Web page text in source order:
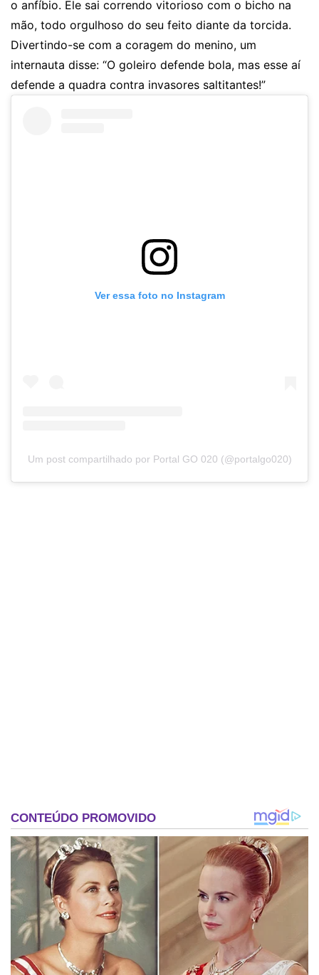
o anfíbio. Ele sai correndo vitorioso com o bicho na
mão, todo orgulhoso do seu feito diante da torcida.
Divertindo-se com a coragem do menino, um
internauta disse: “O goleiro defende bola, mas esse aí
defende a quadra contra invasores saltitantes!”
Ver essa foto no Instagram
Um post compartilhado por Portal GO 020 (@portalgo020)